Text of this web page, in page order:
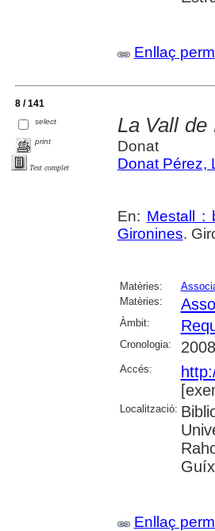
Enllaç
8 / 141
select
print
Text complet
La Vall de
Donat
Donat Pérez,
En: Mestall :
Gironines.
Matèries:
Matèries:
Àmbit:
Cronologia: 2008
Accés:
Localització:
Enllaç